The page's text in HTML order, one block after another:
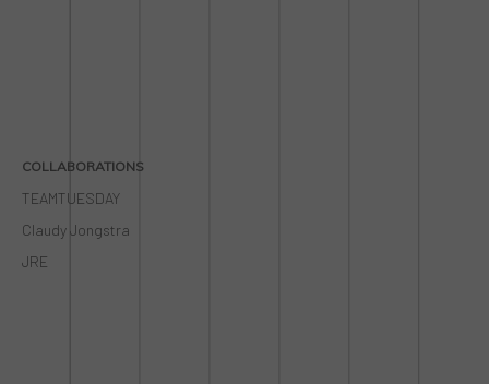
COLLABORATIONS
TEAMTUESDAY
Claudy Jongstra
JRE